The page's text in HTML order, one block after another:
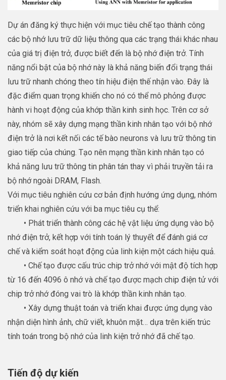
Dự án đăng ký thực hiện với mục tiêu chế tạo thành công
các bộ nhớ lưu trữ dữ liệu thông qua các trạng thái khác nhau
của giá trị điện trở, được biết đến là bộ nhớ điện trở. Tính
năng nổi bật của bộ nhớ này là khả năng biến đổi trạng thái
lưu trữ nhanh chóng theo tín hiệu điện thế nhận vào. Đây là
đặc điểm quan trọng khiến cho nó có thể mô phỏng được
hành vi hoạt động của khớp thần kinh sinh học. Trên cơ sở
này, nhóm sẽ xây dựng mạng thần kinh nhân tạo với bộ nhớ
điện trở là nơi kết nối các tế bào neurons và lưu trữ thông tin
giao tiếp của chúng. Tạo nên mạng thần kinh nhân tạo có
khả năng lưu trữ thông tin phân tán thay vì phải truyền tải ra
bộ nhớ ngoài DRAM, Flash.
Với mục tiêu nghiên cứu cơ bản định hướng ứng dụng, nhóm
triển khai nghiên cứu với ba mục tiêu cụ thể:
• Phát triển thành công các hệ vật liệu ứng dụng vào bộ
nhớ điện trở, kết hợp với tính toán lý thuyết để đánh giá cơ
chế và kiểm soát hoạt động của linh kiện một cách hiệu quả.
• Chế tạo được cấu trúc chip trở nhớ với mật độ tích hợp
từ 16 đến 4096 ô nhớ và chế tạo được mạch chip điện tử với
chip trở nhớ đóng vai trò là khớp thần kinh nhân tạo.
• Xây dựng thuật toán và triển khai được ứng dụng vào
nhận diện hình ảnh, chữ viết, khuôn mặt… dựa trên kiến trúc
tính toán trong bộ nhớ của linh kiện trở nhớ đã chế tạo.
Tiến độ dự kiến